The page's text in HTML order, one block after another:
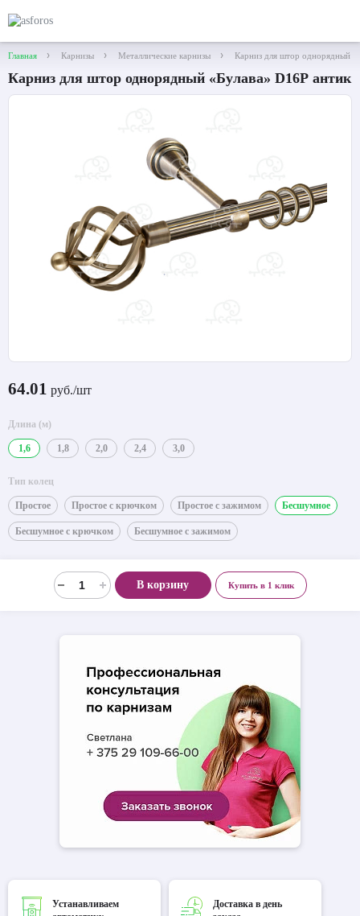
Главная Карнизы Металлические карнизы Карниз для штор однорядный
Карниз для штор однорядный «Булава» D16Р антик
64.01 руб./шт
Длина (м)
1,6 1,8 2,0 2,4 3,0
Тип колец
Простое Простое с крючком Простое с зажимом Бесшумное
Бесшумное с крючком Бесшумное с зажимом
В корзину Купить в 1 клик
Устанавливаем
Доставка в день